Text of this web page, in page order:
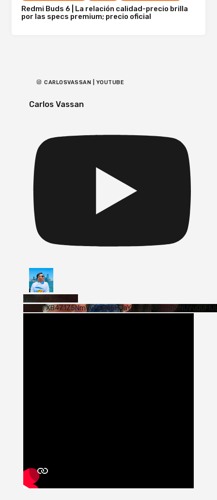
Redmi Buds 6 | La relación calidad-precio brilla
por las specs premium; precio oficial
CARLOSVASSAN | YOUTUBE
Carlos Vassan
Vídeo de YouTube